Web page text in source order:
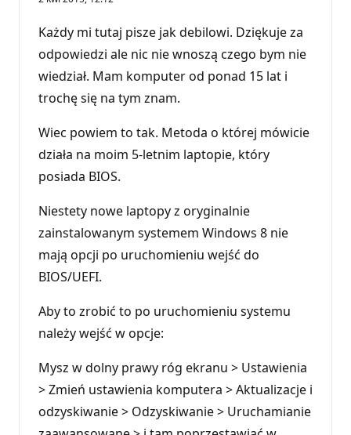
Każdy mi tutaj pisze jak debilowi. Dziękuje za
odpowiedzi ale nic nie wnoszą czego bym nie
wiedział. Mam komputer od ponad 15 lat i
trochę się na tym znam.
Wiec powiem to tak. Metoda o której mówicie
działa na moim 5-letnim laptopie, który
posiada BIOS.
Niestety nowe laptopy z oryginalnie
zainstalowanym systemem Windows 8 nie
mają opcji po uruchomieniu wejść do
BIOS/UEFI.
Aby to zrobić to po uruchomieniu systemu
należy wejść w opcje:
Mysz w dolny prawy róg ekranu > Ustawienia
> Zmień ustawienia komputera > Aktualizacje i
odzyskiwanie > Odzyskiwanie > Uruchamianie